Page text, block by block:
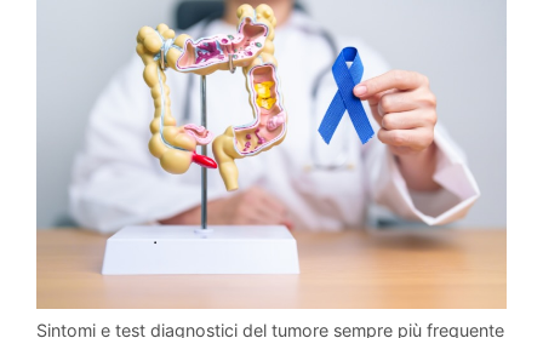
Sintomi e test diagnostici del tumore sempre più frequente